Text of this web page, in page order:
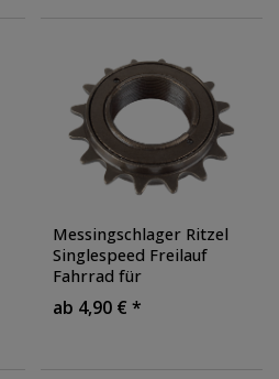
Messingschlager Ritzel
Singlespeed Freilauf
Fahrrad für
Singlespeedbike 16 oder
18 Zähne Zahnkranz
ab 4,90 € *